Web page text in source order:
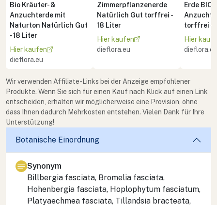
Bio Kräuter- &
Anzuchterde mit
Naturton Natürlich Gut
- 18 Liter
Hier kaufen
dieflora.eu
Zimmerpflanzenerde
Natürlich Gut torffrei -
18 Liter
Hier kaufen
dieflora.eu
Erde
Anzucht
torffrei -
Hier
dieflora.eu
Wir verwenden Affiliate-Links bei der Anzeige empfohlener
Produkte. Wenn Sie sich für einen Kauf nach Klick auf einen Link
entscheiden, erhalten wir möglicherweise eine Provision, ohne
dass Ihnen dadurch Mehrkosten entstehen. Vielen Dank für Ihre
Unterstützung!
Botanische Einordnung
Synonym
Billbergia fasciata, Bromelia fasciata,
Hohenbergia fasciata, Hoplophytum fasciatum,
Platyaechmea fasciata, Tillandsia bracteata,